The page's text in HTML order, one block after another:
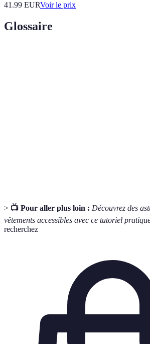
41.99 EURVoir le prix
Glossaire
> 📺 Pour aller plus loin : Découvrez des
vêtements accessibles avec ce tutoriel
recherchez